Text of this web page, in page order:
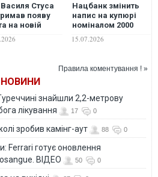
Стуса
появу
на новій
гривень
Нацбанк змінить
напис на купюрі
номіналом 2000
трапилось?
15.07.2026
Правила коментування ! »
НОВИНИ
знайшли 2,2-метрову
лікування
17 0
зробив камінг-аут 88 0
Ferrari готує оновлення
ВІДЕО
50 0